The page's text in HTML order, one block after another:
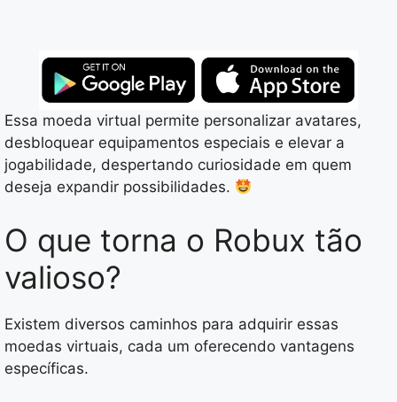
Essa moeda virtual permite personalizar avatares,
desbloquear equipamentos especiais e elevar a
jogabilidade, despertando curiosidade em quem
deseja expandir possibilidades.
O que torna o Robux tão
valioso?
Existem diversos caminhos para adquirir essas
moedas virtuais, cada um oferecendo vantagens
específicas.